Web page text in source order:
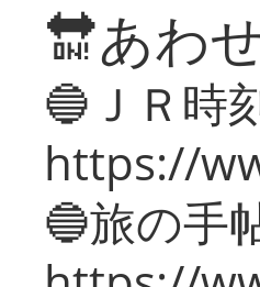
🔛あわ
🔵ＪＲ時
https://
🔵旅の手